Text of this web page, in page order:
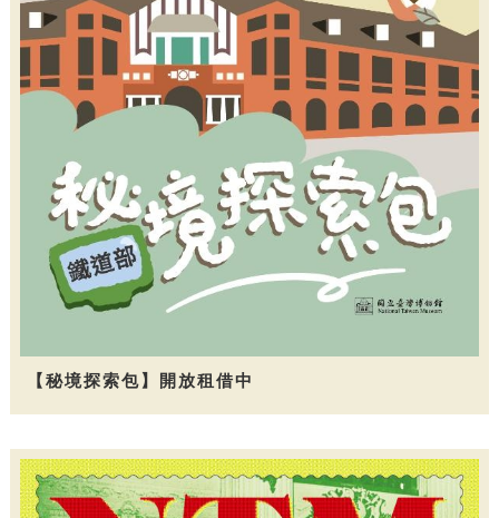
【秘境探索包】開放租借中